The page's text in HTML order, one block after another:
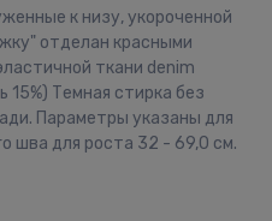
к низу, укороченной
отделан красными
ткани denim
Темная стирка без
Параметры указаны для
шва для роста 32 - 69,0 см.